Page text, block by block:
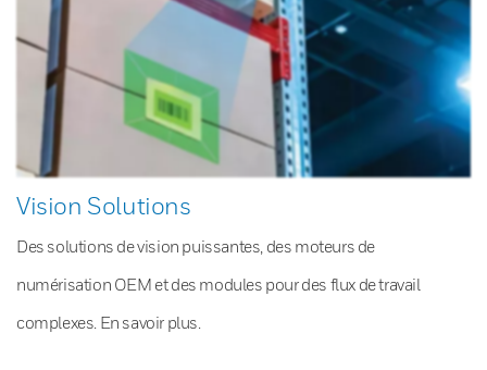
Vision Solutions
Des solutions de vision puissantes, des moteurs de
numérisation OEM et des modules pour des flux de travail
complexes. En savoir plus.